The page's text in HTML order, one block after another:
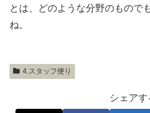
とは、どのような分野のもので
ね。
4.スタッフ便り
シェアす